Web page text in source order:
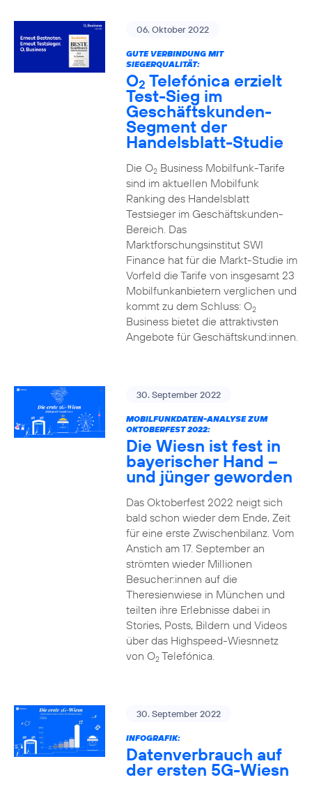
06. Oktober 2022
GUTE VERBINDUNG MIT
SIEGERQUALITÄT:
O2 Telefónica erzielt
Test-Sieg im
Geschäftskunden-
Segment der
Handelsblatt-Studie
Die O2Business Mobilfunk-Tarife
sind im aktuellen Mobilfunk
Ranking des Handelsblatt
Testsieger im Geschäftskunden-
Bereich. Das
Marktforschungsinstitut SWI
Finance hat für die Markt-Studie im
Vorfeld die Tarife von insgesamt 23
Mobilfunkanbietern verglichen und
kommt zu dem Schluss: O2
Business bietet die attraktivsten
Angebote für Geschäftskund:innen.
30. September 2022
MOBILFUNKDATEN-ANALYSE ZUM
OKTOBERFEST 2022:
Die Wiesn ist fest in
bayerischer Hand –
und jünger geworden
Das Oktoberfest 2022 neigt sich
bald schon wieder dem Ende, Zeit
für eine erste Zwischenbilanz. Vom
Anstich am 17. September an
strömten wieder Millionen
Besucher:innen auf die
Theresienwiese in München und
teilten ihre Erlebnisse dabei in
Stories, Posts, Bildern und Videos
über das Highspeed-Wiesnnetz
von O2Telefónica.
30. September 2022
INFOGRAFIK:
Datenverbrauch auf
der ersten 5G-Wiesn